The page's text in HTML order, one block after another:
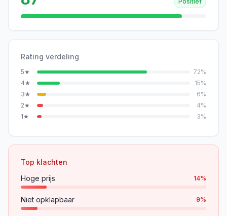
Rating verdeling
5★ 72%
4★ 15%
3★ 6%
2★ 4%
1★ 3%
Top klachten
Hoge prijs
14%
Niet opklapbaar 9%